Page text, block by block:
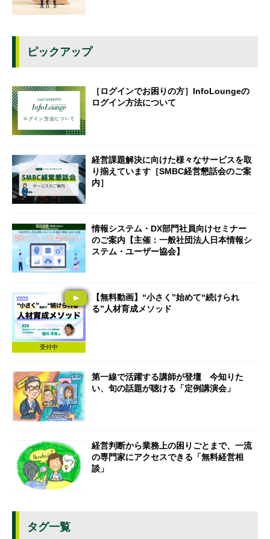
ピックアップ
［ログインでお困りの方］InfoLoungeの
ログイン方法について
経営課題解決に向けた様々なサービスを取
り揃えています［SMBC経営懇話会のご案
内］
情報システム・DX部門社員向けセミナー
のご案内【主催：一般社団法人日本情報シ
ステム・ユーザー協会】
受付中
【無料動画】“小さく”始めて“続けられ
る”人材育成メソッド
第一線で活躍する講師が登壇 今知りた
い、旬の話題が聴ける「定例講演会」
経営判断から業務上の困りごとまで、一流
の専門家にアクセスできる「無料経営相
談」
タグ一覧